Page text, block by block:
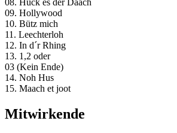
08. Hück es der Daach
09. Hollywood
10. Bütz mich
11. Leechterloh
12. In d´r Rhing
13. 1,2 oder
03 (Kein Ende)
14. Noh Hus
15. Maach et joot
Mitwirkende